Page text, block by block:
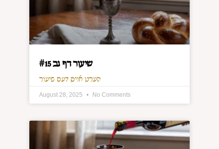
שיעור דף נב #15
הערט אויס דעם שיעור
August 28, 2025 No Comments